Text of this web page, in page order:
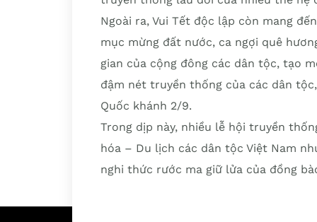
Ngoài ra, Vui Tết độc lập còn mang
mục mừng đất nước, ca ngợi quê
gian của cộng đông các dân tộc, tạo
đậm nét truyền thống của các dân
Quốc khánh 2/9.
Trong dịp này, nhiều lễ hội truyền
hóa – Du lịch các dân tộc Việt Nam
nghi thức rước ma giữ lửa của đồng